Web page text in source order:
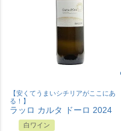
【安くてうまいシチリアがここにあ
る！】
ラッロ カルタ ドーロ 2024
白ワイン